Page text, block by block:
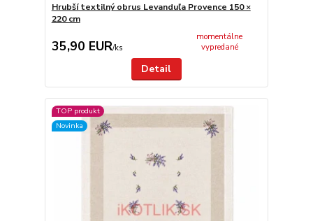
Hrubší textilný obrus Levanduľa Provence 150 ×
220 cm
35,90 EUR/ks
momentálne
vypredané
Detail
TOP produkt
Novinka